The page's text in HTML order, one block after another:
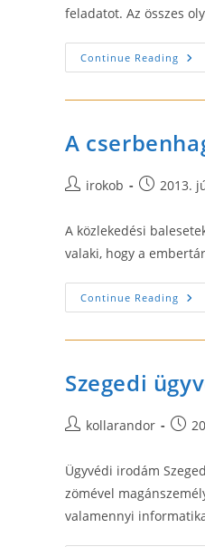
feladatot. Az összes
Continue Reading
El
A
Postirokob
Post2013.
A közlekedési
valaki, hogy a
Continue Reading
Szegedi
Postkollarandor
Post
Ügyvédi irodám
zömével
valamennyi